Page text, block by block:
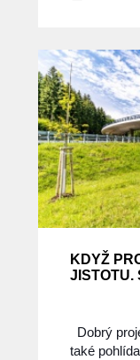
KDYŽ
JISTOTU.
Dobrý
také